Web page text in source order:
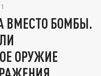
БОМБЫ.
ОРУЖИЕ